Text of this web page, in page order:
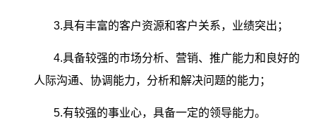
3.具有丰富的客户资源和客户关系，业绩突出；
4.具备较强的市场分析、营销、推广能力和良好的
人际沟通、协调能力，分析和解决问题的能力；
5.有较强的事业心，具备一定的领导能力。